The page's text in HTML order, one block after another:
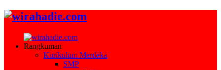
Rangkuman
Kurikulum Merdeka
SMP